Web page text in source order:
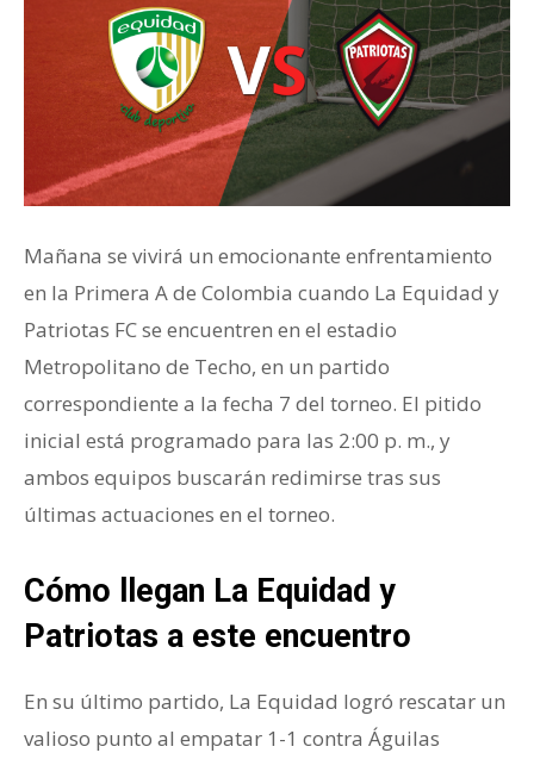
Mañana se vivirá un emocionante enfrentamiento
en la Primera A de Colombia cuando La Equidad y
Patriotas FC se encuentren en el estadio
Metropolitano de Techo, en un partido
correspondiente a la fecha 7 del torneo. El pitido
inicial está programado para las 2:00 p. m., y
ambos equipos buscarán redimirse tras sus
últimas actuaciones en el torneo.
Cómo llegan La Equidad y
Patriotas a este encuentro
En su último partido, La Equidad logró rescatar un
valioso punto al empatar 1-1 contra Águilas